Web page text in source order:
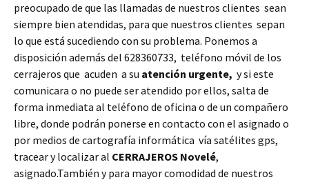
preocupado de que las llamadas de nuestros clientes sean
siempre bien atendidas, para que nuestros clientes sepan
lo que está sucediendo con su problema. Ponemos a
disposición además del 628360733, teléfono móvil de los
cerrajeros que acuden a su atención urgente, y si este
comunicara o no puede ser atendido por ellos, salta de
forma inmediata al teléfono de oficina o de un compañero
libre, donde podrán ponerse en contacto con el asignado o
por medios de cartografía informática vía satélites gps,
tracear y localizar al CERRAJEROS Novelé,
asignado.También y para mayor comodidad de nuestros